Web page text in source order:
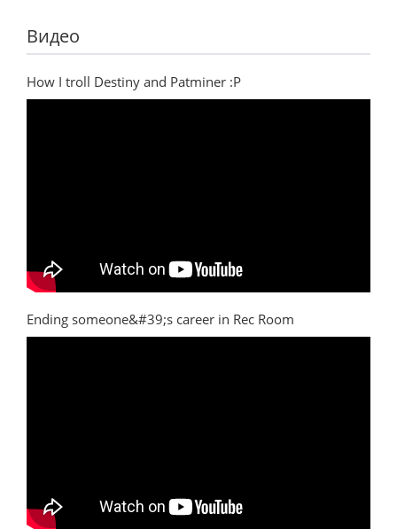
Видео
How I troll Destiny and Patminer :P
Ending someone&#39;s career in Rec Room